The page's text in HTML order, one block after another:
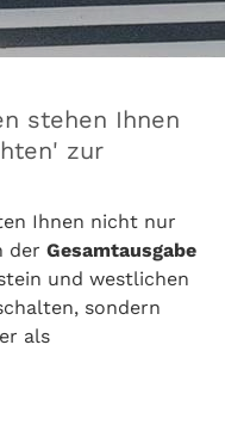
stehen Ihnen
zur
Ihnen nicht nur
der Gesamtausgabe
und westlichen
sondern
als